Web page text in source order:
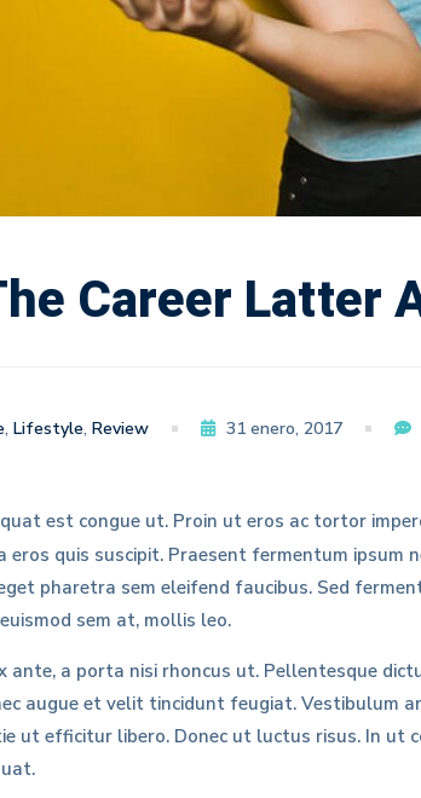
Career Latter
, Lifestyle, Review 31 enero, 2017
est congue ut. Proin ut eros ac tortor
eros quis suscipit. Praesent fermentum
pharetra sem eleifend faucibus. Sed
sem at, mollis leo.
ante, a porta nisi rhoncus ut. Pellentesque
augue et velit tincidunt feugiat. Vestibulum
ut efficitur libero. Donec ut luctus risus. In ut